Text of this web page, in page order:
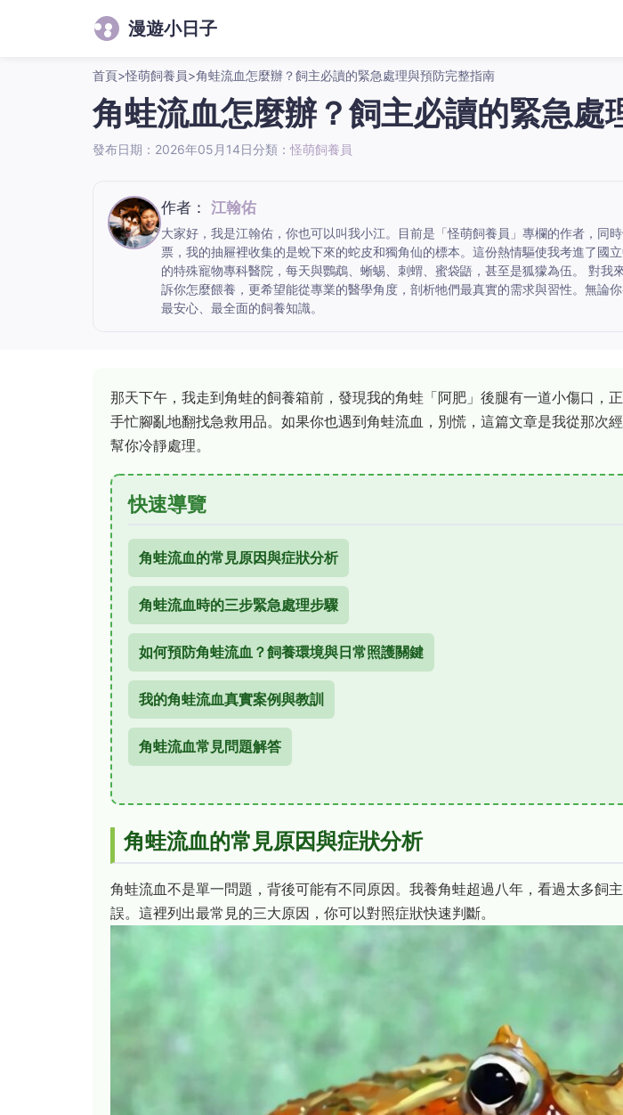
漫遊小日子
首頁>怪萌飼養員>角蛙流血怎麼辦？飼主必讀的緊急處理與預防完整指南
角蛙流血怎麼辦？飼主必讀的緊急處
發布日期：2026年05月14日分類： 怪萌飼養員
作者： 江翰佑
大家好，我是江翰佑，你也可以叫我小江。目前是「怪萌飼養員」專欄的作者，
票，我的抽屜裡收集的是蛻下來的蛇皮和獨角仙的標本。這份熱情驅使我考進了
的特殊寵物專科醫院，每天與鸚鵡、蜥蜴、刺蝟、蜜袋鼯，甚至是狐獴為伍。 對
訴你怎麼餵養，更希望能從專業的醫學角度，剖析牠們最真實的需求與習性。無論
最安心、最全面的飼養知識。
那天下午，我走到角蛙的飼養箱前，發現我的角蛙「阿肥」後腿有一道小傷口，
手忙腳亂地翻找急救用品。如果你也遇到角蛙流血，別慌，這篇文章是我從那次
幫你冷靜處理。
快速導覽
角蛙流血的常見原因與症狀分析
角蛙流血時的三步緊急處理步驟
如何預防角蛙流血？飼養環境與日常照護關鍵
我的角蛙流血真實案例與教訓
角蛙流血常見問題解答
角蛙流血的常見原因與症狀分析
角蛙流血不是單一問題，背後可能有不同原因。我養角蛙超過八年，看過太多飼
誤。這裡列出最常見的三大原因，你可以對照症狀快速判斷。